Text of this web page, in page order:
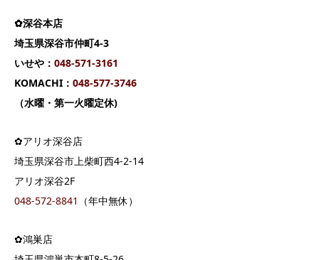
✿深谷本店
埼玉県深谷市仲町4-3
いせや： 048-571-3161
KOMACHI： 048-577-3746
（水曜・第一火曜定休)
✿アリオ深谷店
埼玉県深谷市上柴町西4-2-14
アリオ深谷2F
048-572-8841
（年中無休）
✿鴻巣店